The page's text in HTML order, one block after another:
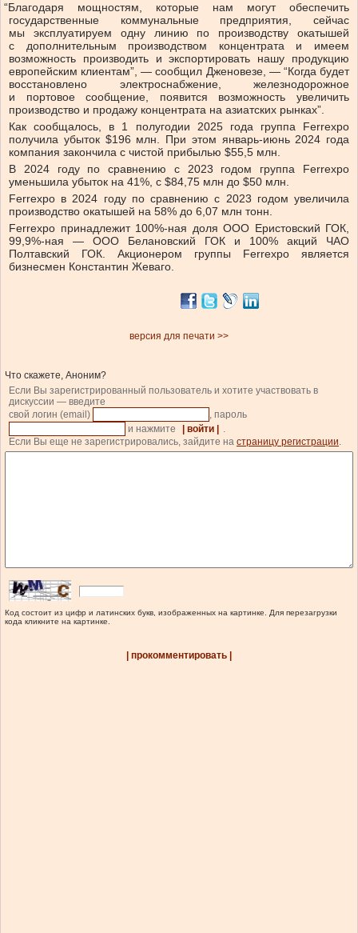
“Благодаря мощностям, которые нам могут обеспечить
государственные коммунальные предприятия, сейчас
мы эксплуатируем одну линию по производству окатышей
с дополнительным производством концентрата и имеем
возможность производить и экспортировать нашу продукцию
европейским клиентам”, — сообщил Дженовезе, — “Когда будет
восстановлено электроснабжение, железнодорожное
и портовое сообщение, появится возможность увеличить
производство и продажу концентрата на азиатских рынках”.
Как сообщалось, в 1 полугодии 2025 года группа Ferrexpo
получила убыток $196 млн. При этом январь-июнь 2024 года
компания закончила с чистой прибылью $55,5 млн.
В 2024 году по сравнению с 2023 годом группа Ferrexpo
уменьшила убыток на 41%, с $84,75 млн до $50 млн.
Ferrexpo в 2024 году по сравнению с 2023 годом увеличила
производство окатышей на 58% до 6,07 млн тонн.
Ferrеxpo принадлежит 100%-ная доля ООО Еристовский ГОК,
99,9%-ная — ООО Белановский ГОК и 100% акций ЧАО
Полтавский ГОК. Акционером группы Ferrexpo является
бизнесмен Константин Жеваго.
версия для печати >>
Что скажете, Аноним?
Если Вы зарегистрированный пользователь и хотите участвовать в
дискуссии — введите
свой логин (email)
, пароль
и нажмите
| войти |
.
Если Вы еще не зарегистрировались, зайдите на страницу регистрации.
Код состоит из цифр и латинских букв, изображенных на картинке. Для перезагрузки
кода кликните на картинке.
| прокомментировать |